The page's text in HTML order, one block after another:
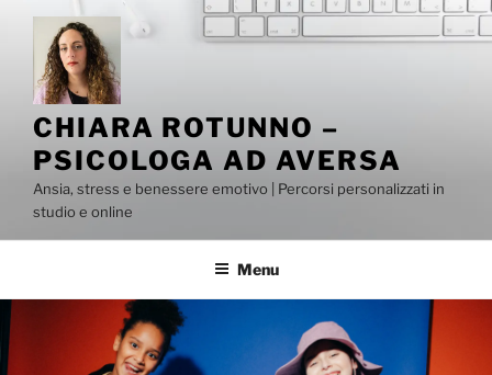
Salta
contenuto
CHIARA ROTUNNO –
PSICOLOGA AD AVERSA
Ansia, stress e benessere emotivo | Percorsi personalizzati in
studio e online
Menu